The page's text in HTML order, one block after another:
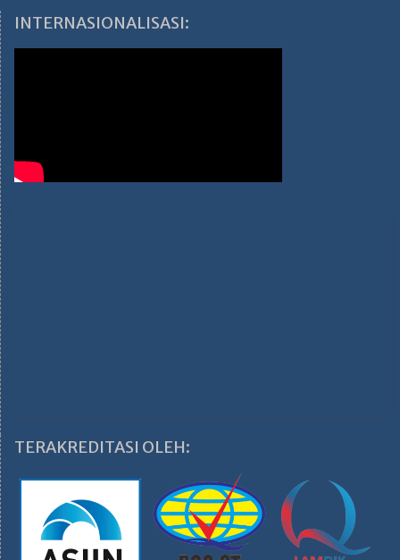
INTERNASIONALISASI:
TERAKREDITASI OLEH: